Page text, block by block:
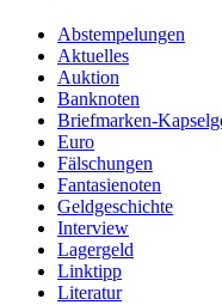
Abstempelungen
Aktuelles
Auktion
Banknoten
Briefmarken-
Euro
Fälschungen
Fantasienoten
Geldgeschichte
Interview
Lagergeld
Linktipp
Literatur